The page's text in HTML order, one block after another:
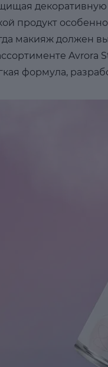
декоративную
продукт
макияж должен
Avrora
формула,